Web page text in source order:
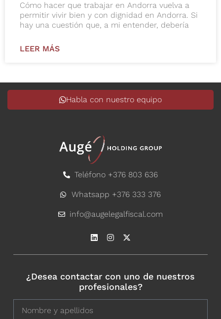
Cómo hacer que trabajar en Andorra vuelva a
permitir vivir bien y con dignidad en Andorra. Si
hay una cuestión que, a mi entender, debería
LEER MÁS
Habla con nuestro equipo
Teléfono +376 803 636
Whatsapp +376 333 376
info@augelegalfiscal.com
¿Desea contactar con uno de nuestros
profesionales?